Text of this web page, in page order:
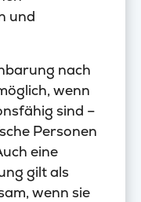
und
nach
wenn
sind –
Personen
eine
gilt als
wenn sie